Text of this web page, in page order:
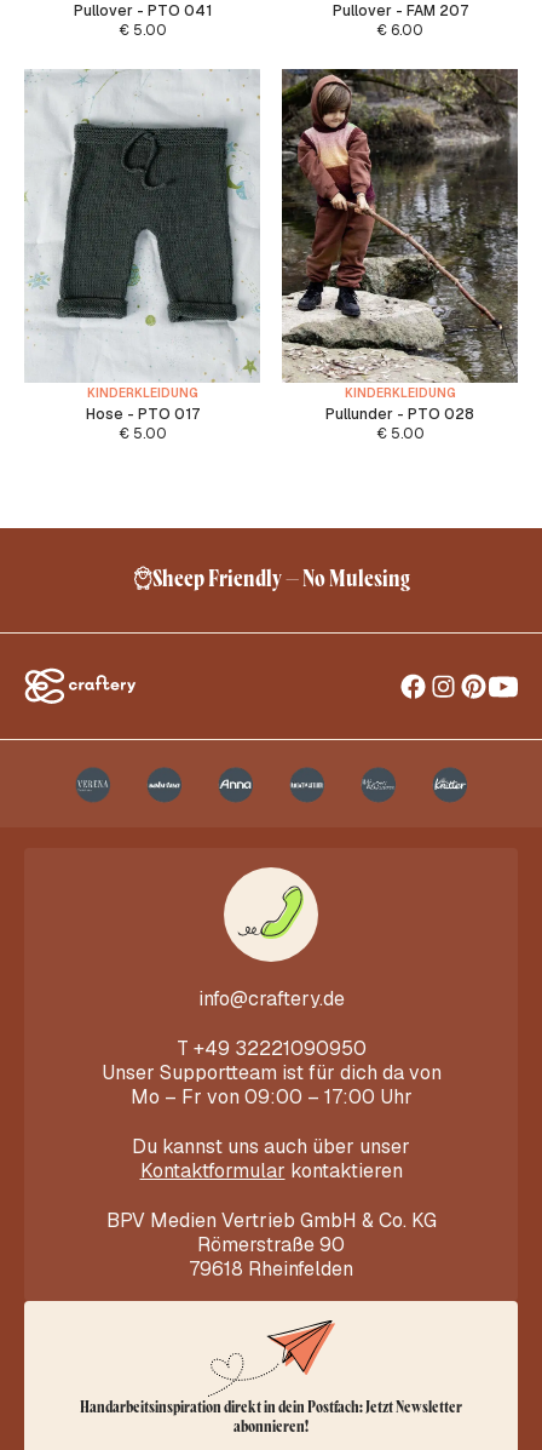
Pullover - PTO 041
€5.00
Pullover - FAM 207
€ 6.00
KINDERKLEIDUNG
Hose - PTO 017
€5.00
KINDERKLEIDUNG
Pullunder - PTO 028
€5.00
Sheep Friendly – No Mulesing
info@craftery.de
T +49 32221090950
Unser Supportteam ist für dich da von
Mo – Fr von 09:00 – 17:00 Uhr
Du kannst uns auch über unser
Kontaktformular kontaktieren
BPV Medien Vertrieb GmbH & Co. KG
Römerstraße 90
79618 Rheinfelden
Handarbeitsinspiration direkt in dein Postfach: Jetzt Newsletter
abonnieren!